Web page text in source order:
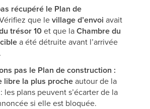
récupéré le Plan de
que levillage d’envoi avait
trésor 10et que laChambre du
a été détruite avant l’arrivée
pas le Plan de construction :
libre la plus procheautour de la
plans peuvent s’écarter de la
si elle est bloquée.